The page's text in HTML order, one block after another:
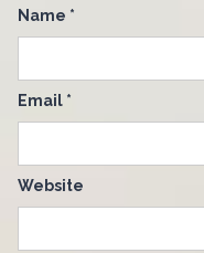
Name *
Email *
Website